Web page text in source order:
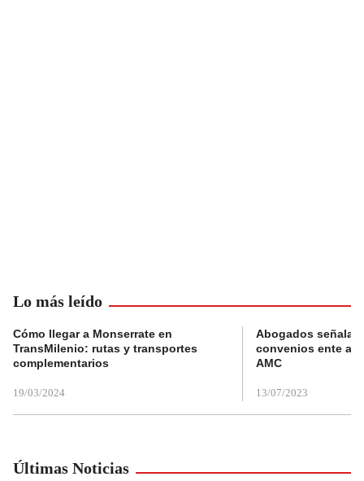
Lo más leído
Cómo llegar a Monserrate en
TransMilenio: rutas y transportes
complementarios
19/03/2024
Abogados
convenios ente
AMC
13/07/2023
Últimas Noticias